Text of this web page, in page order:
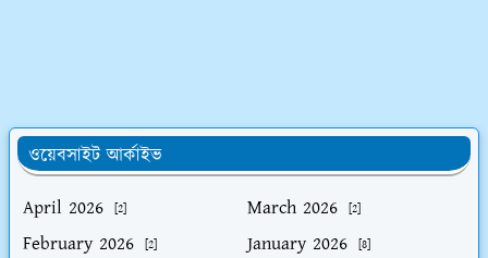
ওয়েবসাইট আর্কাইভ
April 2026
[2] March 2026 [2]
February 2026 [2] January 2026 [8]